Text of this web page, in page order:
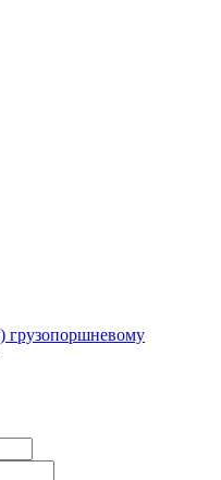
грузопоршневому